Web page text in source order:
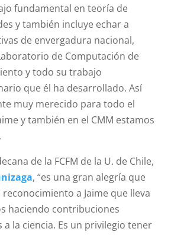
fundamental en teoría de
y también incluye echar a
de envergadura nacional,
de Computación de
y todo su trabajo
que él ha desarrollado. Así
muy merecido para todo el
y también en el CMM estamos
de la FCFM de la U. de Chile,
, “es una gran alegría que
reconocimiento a Jaime que lleva
haciendo contribuciones
a la ciencia. Es un privilegio tener